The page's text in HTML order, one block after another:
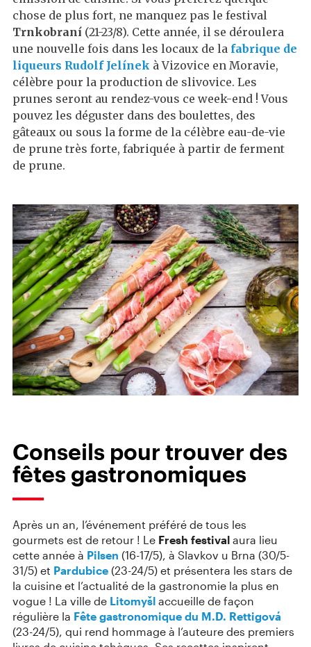
chose de plus fort, ne manquez pas le festival
Trnkobraní (21-23/8). Cette année, il se déroulera
une nouvelle fois dans les locaux de la fabrique de
liqueurs Rudolf Jelínek à Vizovice en Moravie,
célèbre pour la production de slivovice. Les
prunes seront au rendez-vous ce week-end ! Vous
pouvez les déguster dans des boulettes, des
gâteaux ou sous la forme de la célèbre eau-de-vie
de prune très forte, fabriquée à partir de ferment
de prune.
Conseils pour trouver des
fêtes gastronomiques
Après un an, l’événement préféré de tous les
gourmets est de retour ! Le Fresh festival aura lieu
cette année à Pilsen (16-17/5), à Slavkov u Brna (30/5-
31/5) et Pardubice (23-24/5) et présentera les stars de
la cuisine et l’actualité de la gastronomie la plus en
vogue ! La ville de Litomyšl accueille de façon
régulière la Fête gastronomique du M.D. Rettigová
(23-24/5), qui rend hommage à l’auteure des premiers